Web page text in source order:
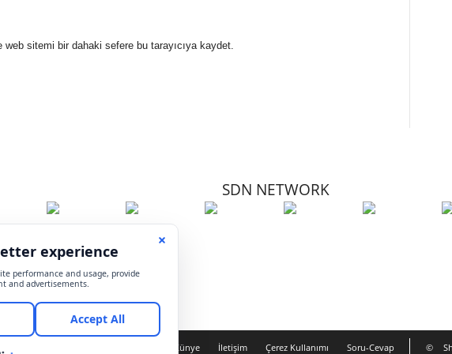
web sitemi bir dahaki sefere bu tarayıcıya kaydet.
SDN NETWORK
Künye İletişim Çerez Kullanımı Soru-Cevap ©